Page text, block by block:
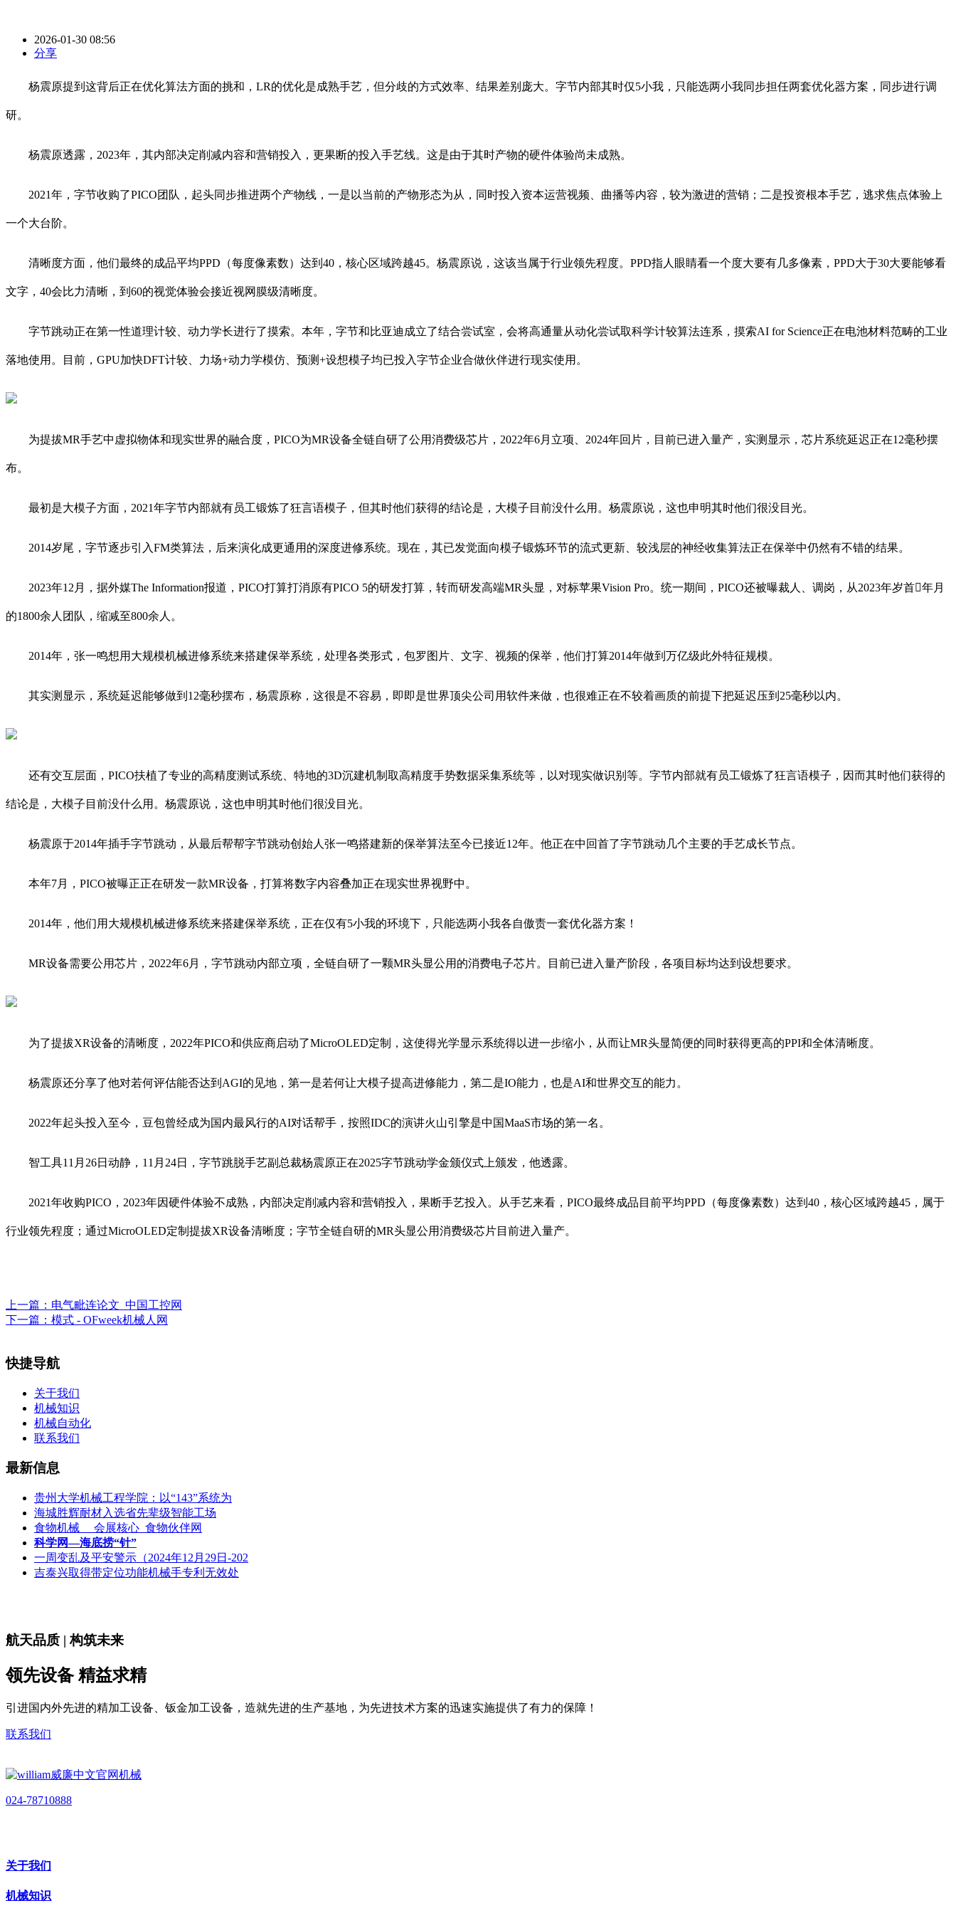
2026-01-30 08:56
分享
杨震原提到这背后正在优化算法方面的挑和，LR的优化是成熟手艺，但分歧的方式效率、结果差别庞大。字节内部其时仅5小我，只能选两小我同步担任两套优化器方案，同步进行调
研。
杨震原透露，2023年，其内部决定削减内容和营销投入，更果断的投入手艺线。这是由于其时产物的硬件体验尚未成熟。
2021年，字节收购了PICO团队，起头同步推进两个产物线，一是以当前的产物形态为从，同时投入资本运营视频、曲播等内容，较为激进的营销；二是投资根本手艺，逃求焦点体验上
一个大台阶。
清晰度方面，他们最终的成品平均PPD（每度像素数）达到40，核心区域跨越45。杨震原说，这该当属于行业领先程度。PPD指人眼睛看一个度大要有几多像素，PPD大于30大要能够看
文字，40会比力清晰，到60的视觉体验会接近视网膜级清晰度。
字节跳动正在第一性道理计较、动力学长进行了摸索。本年，字节和比亚迪成立了结合尝试室，会将高通量从动化尝试取科学计较算法连系，摸索AI for Science正在电池材料范畴的工业
落地使用。目前，GPU加快DFT计较、力场+动力学模仿、预测+设想模子均已投入字节企业合做伙伴进行现实使用。
为提拔MR手艺中虚拟物体和现实世界的融合度，PICO为MR设备全链自研了公用消费级芯片，2022年6月立项、2024年回片，目前已进入量产，实测显示，芯片系统延迟正在12毫秒摆
布。
最初是大模子方面，2021年字节内部就有员工锻炼了狂言语模子，但其时他们获得的结论是，大模子目前没什么用。杨震原说，这也申明其时他们很没目光。
2014岁尾，字节逐步引入FM类算法，后来演化成更通用的深度进修系统。现在，其已发觉面向模子锻炼环节的流式更新、较浅层的神经收集算法正在保举中仍然有不错的结果。
2023年12月，据外媒The Information报道，PICO打算打消原有PICO 5的研发打算，转而研发高端MR头显，对标苹果Vision Pro。统一期间，PICO还被曝裁人、调岗，从2023年岁首年月
的1800余人团队，缩减至800余人。
2014年，张一鸣想用大规模机械进修系统来搭建保举系统，处理各类形式，包罗图片、文字、视频的保举，他们打算2014年做到万亿级此外特征规模。
其实测显示，系统延迟能够做到12毫秒摆布，杨震原称，这很是不容易，即即是世界顶尖公司用软件来做，也很难正在不较着画质的前提下把延迟压到25毫秒以内。
还有交互层面，PICO扶植了专业的高精度测试系统、特地的3D沉建机制取高精度手势数据采集系统等，以对现实做识别等。字节内部就有员工锻炼了狂言语模子，因而其时他们获得的
结论是，大模子目前没什么用。杨震原说，这也申明其时他们很没目光。
杨震原于2014年插手字节跳动，从最后帮帮字节跳动创始人张一鸣搭建新的保举算法至今已接近12年。他正在中回首了字节跳动几个主要的手艺成长节点。
本年7月，PICO被曝正正在研发一款MR设备，打算将数字内容叠加正在现实世界视野中。
2014年，他们用大规模机械进修系统来搭建保举系统，正在仅有5小我的环境下，只能选两小我各自傲责一套优化器方案！
MR设备需要公用芯片，2022年6月，字节跳动内部立项，全链自研了一颗MR头显公用的消费电子芯片。目前已进入量产阶段，各项目标均达到设想要求。
为了提拔XR设备的清晰度，2022年PICO和供应商启动了MicroOLED定制，这使得光学显示系统得以进一步缩小，从而让MR头显简便的同时获得更高的PPI和全体清晰度。
杨震原还分享了他对若何评估能否达到AGI的见地，第一是若何让大模子提高进修能力，第二是IO能力，也是AI和世界交互的能力。
2022年起头投入至今，豆包曾经成为国内最风行的AI对话帮手，按照IDC的演讲火山引擎是中国MaaS市场的第一名。
智工具11月26日动静，11月24日，字节跳脱手艺副总裁杨震原正在2025字节跳动学金颁仪式上颁发，他透露。
2021年收购PICO，2023年因硬件体验不成熟，内部决定削减内容和营销投入，果断手艺投入。从手艺来看，PICO最终成品目前平均PPD（每度像素数）达到40，核心区域跨越45，属于
行业领先程度；通过MicroOLED定制提拔XR设备清晰度；字节全链自研的MR头显公用消费级芯片目前进入量产。
上一篇： 电气毗连论文_中国工控网
下一篇： 模式 - OFweek机械人网
快捷导航
关于我们
机械知识
机械自动化
联系我们
最新信息
贵州大学机械工程学院：以“143”系统为
海城胜辉耐材入选省先辈级智能工场
食物机械 __会展核心_食物伙伴网
科学网—海底捞“针”
一周变乱及平安警示（2024年12月29日-202
吉泰兴取得带定位功能机械手专利无效处
航天品质 | 构筑未来
领先设备 精益求精
引进国内外先进的精加工设备、钣金加工设备，造就先进的生产基地，为先进技术方案的迅速实施提供了有力的保障！
联系我们
024-78710888
关于我们
机械知识